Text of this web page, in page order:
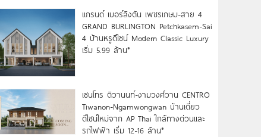
แกรนด์ เบอร์ลิงตัน เพชรเกษม-สาย 4
GRAND BURLINGTON Petchkasem-Sai
4 บ้านหรูดีไซน์ Modern Classic Luxury
เริ่ม 5.99 ล้าน*
เซนโทร ติวานนท์-งามวงศ์วาน CENTRO
Tiwanon-Ngamwongwan บ้านเดี่ยว
ดีไซน์ใหม่จาก AP Thai ใกล้ทางด่วนและ
รถไฟฟ้า เริ่ม 12-16 ล้าน*